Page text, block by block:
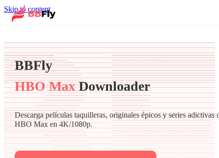
Skip to content
BBFly
HBO MaxDownloader
Descarga películas taquilleras, originales épicos y series adictivas
HBO Max en 4K/1080p.